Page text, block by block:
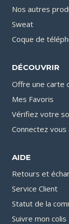
Nos autres
Sweat
Coque de
DÉCOUVRIR
Offre une carte
Mes Favoris
Vérifiez votre
Connectez
AIDE
Retours et
Service Client
Statut de la
Suivre mon colis